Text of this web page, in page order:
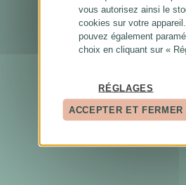
vous autorisez ainsi le
cookies sur votre
pouvez également
choix en cliquant sur «
RÉGLAGES
ACCEPTER ET FERMER